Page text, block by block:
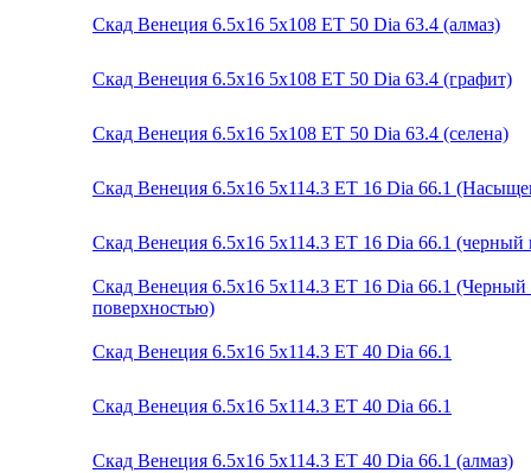
Скад Венеция 6.5x16 5x108 ET 50 Dia 63.4 (алмаз)
Скад Венеция 6.5x16 5x108 ET 50 Dia 63.4 (графит)
Скад Венеция 6.5x16 5x108 ET 50 Dia 63.4 (селена)
Скад Венеция 6.5x16 5x114.3 ET 16 Dia 66.1
Скад Венеция 6.5x16 5x114.3 ET 16 Dia 66.1 (черный
Скад Венеция 6.5x16 5x114.3 ET 16 Dia 66.1
поверхностью)
Скад Венеция 6.5x16 5x114.3 ET 40 Dia 66.1
Скад Венеция 6.5x16 5x114.3 ET 40 Dia 66.1
Скад Венеция 6.5x16 5x114.3 ET 40 Dia 66.1 (алмаз)